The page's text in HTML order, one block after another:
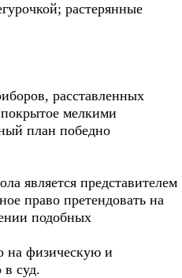
растерянные
расставленных
мелкими
план победно
является представителем
право претендовать на
подобных
на физическую и
в суд.